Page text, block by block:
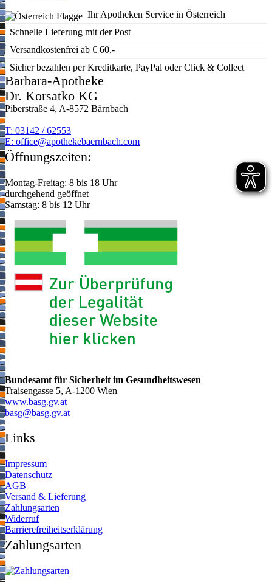
Ihr Apotheken Service in Österreich
Schnelle Lieferung mit der Post
Versandkostenfrei ab € 60,-
Sicher bezahlen per Kreditkarte, PayPal oder Click & Collect
Barbara-Apotheke
Dr. Korsatko KG
Piberstraße 4, A-8572 Bärnbach
T: 03142 / 62553
E: moc.hcabnreabekehtopa@eciffo
Öffnungszeiten:
Montag-Freitag: 8 bis 18 Uhr
durchgehend geöffnet
Samstag: 8 bis 12 Uhr
Bundesamt für Sicherheit im Gesundheitswesen
Traisengasse 5, A-1200 Wien
www.basg.gv.at
ta.vg.gsab@gsab
Links
Impressum
Datenschutz
AGB
Versand & Lieferung
Zahlungsarten
Widerruf
Barrierefreiheitserklärung
Zahlungsarten